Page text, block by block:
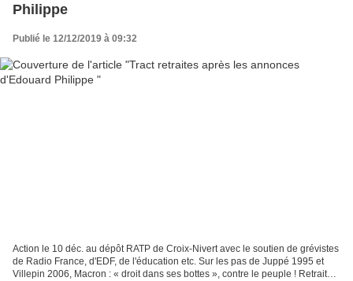
Philippe
Publié le 12/12/2019 à 09:32
Action le 10 déc. au dépôt RATP de Croix-Nivert avec le soutien de grévistes
de Radio France, d'EDF, de l'éducation etc. Sur les pas de Juppé 1995 et
Villepin 2006, Macron : « droit dans ses bottes », contre le peuple ! Retrait